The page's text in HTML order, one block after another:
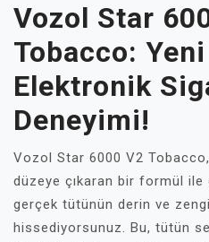
Vozol Star
Tobacco:
Elektronik
Deneyimi!
Vozol Star 6000 V2
düzeye çıkaran bir formül
gerçek tütünün derin ve
hissediyorsunuz. Bu, tütün